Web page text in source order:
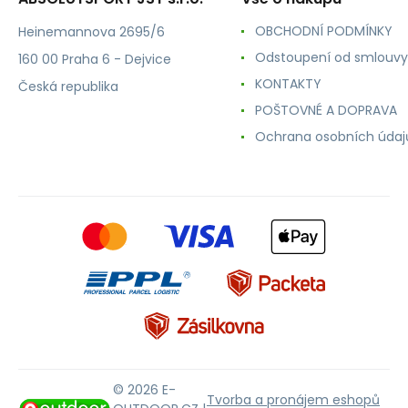
Heinemannova 2695/6
160 00 Praha 6 - Dejvice
Česká republika
OBCHODNÍ PODMÍNKY
Odstoupení od smlouvy
KONTAKTY
POŠTOVNÉ A DOPRAVA
Ochrana osobních
© 2026 E-
Tvorba a pronájem eshopů